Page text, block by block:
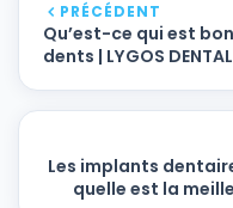
PRÉCÉDENT
Qu’est-ce qui est
dents | LYGOS DENTAL
Les implants
quelle est la